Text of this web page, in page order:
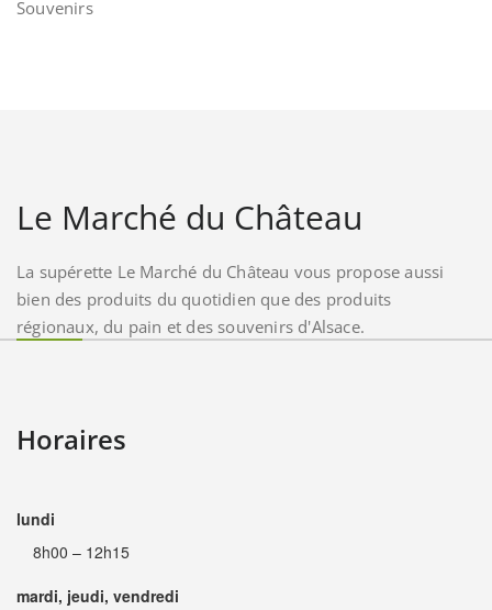
Souvenirs
Le Marché du Château
La supérette Le Marché du Château vous propose aussi
bien des produits du quotidien que des produits
régionaux, du pain et des souvenirs d'Alsace.
Horaires
lundi
8h00 – 12h15
mardi, jeudi, vendredi